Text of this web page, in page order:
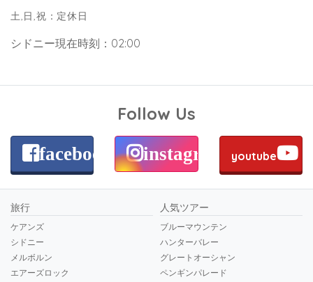
土,日,祝：定休日
シドニー現在時刻：02:00
Follow Us
facebook instagram youtube
旅行
ケアンズ
シドニー
メルボルン
エアーズロック
人気ツアー
ブルーマウンテン
ハンターバレー
グレートオーシャン
ペンギンパレード